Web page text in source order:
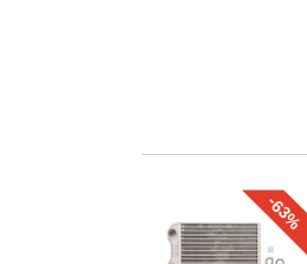
-63%